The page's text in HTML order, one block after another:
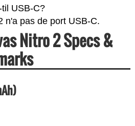
USB-C?
n'a pas de port USB-C.
Nitro 2 Specs &